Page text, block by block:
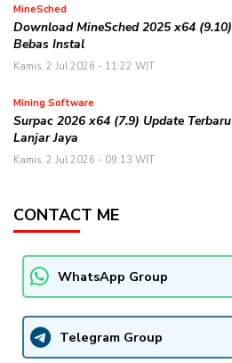
MineSched
Download MineSched 2025 x64 (9.10)
Bebas Instal
Kamis, 2 Jul 2026 - 11:22 WIT
Mining Software
Surpac 2026 x64 (7.9) Update Terbaru
Lanjar Jaya
Kamis, 2 Jul 2026 - 09:13 WIT
CONTACT ME
WhatsApp Group
Telegram Group